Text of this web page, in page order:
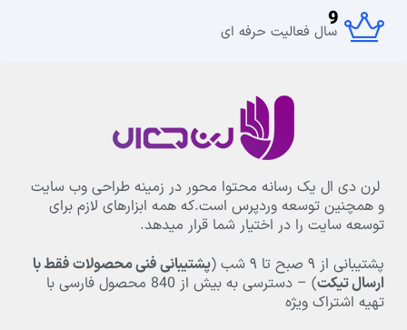
9
سال فعالیت حرفه ای
لرن دی ال یک رسانه محتوا محور در زمینه طراحی وب سایت
و همچنین توسعه وردپرس است.که همه ابزارهای لازم برای
توسعه سایت را در اختیار شما قرار میدهد.
پشتیبانی از ۹ صبح تا ۹ شب (پشتیبانی فنی محصولات فقط با
ارسال تیکت) – دسترسی به بیش از 840 محصول فارسی با
تهیه اشتراک ویژه